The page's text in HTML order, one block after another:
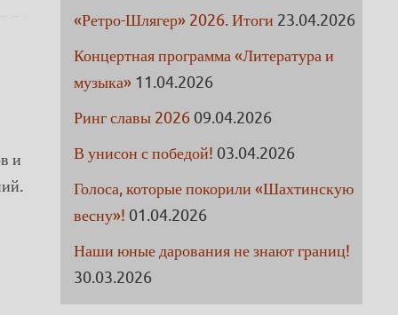
и
«Ретро-Шлягер» 2026. Итоги 23.04.2026
Концертная программа «Литература и
музыка» 11.04.2026
Ринг славы 2026 09.04.2026
В унисон с победой! 03.04.2026
Голоса, которые покорили «Шахтинскую
весну»! 01.04.2026
Наши юные дарования не знают границ!
30.03.2026